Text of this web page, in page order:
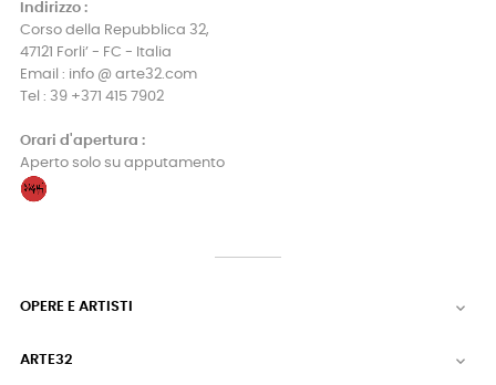
Indirizzo :
Corso della Repubblica 32,
47121 Forli’ - FC - Italia
Email : info @ arte32.com
Tel : 39 +371 415 7902
Orari d'apertura :
Aperto solo su apputamento
OPERE E ARTISTI 
ARTE32 